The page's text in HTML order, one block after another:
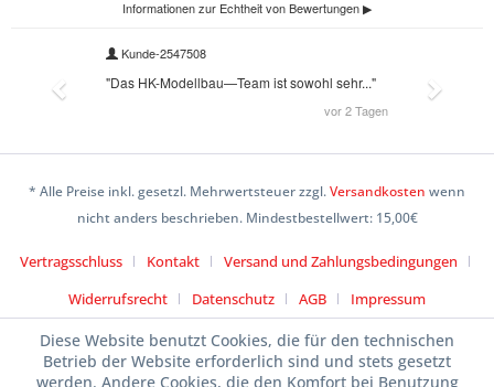
* Alle Preise inkl. gesetzl. Mehrwertsteuer zzgl.Versandkosten wenn
nicht anders beschrieben. Mindestbestellwert: 15,00€
Vertragsschluss Kontakt
Versand und Zahlungsbedingungen
Widerrufsrecht
Datenschutz AGB Impressum
Diese Website benutzt Cookies, die für den technischen
Betrieb der Website erforderlich sind und stets gesetzt
werden. Andere Cookies, die den Komfort bei Benutzung